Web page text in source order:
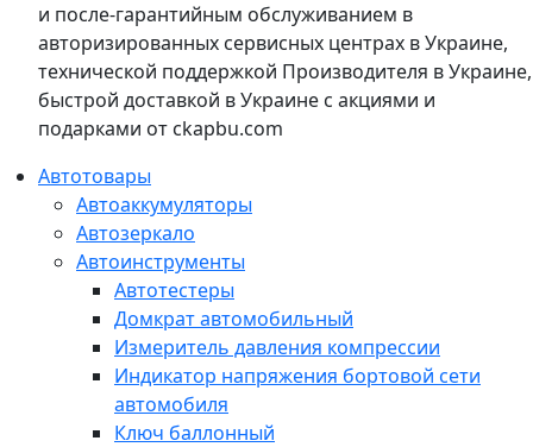
и после-гарантийным обслуживанием в
авторизированных сервисных центрах в Украине,
технической поддержкой Производителя в Украине,
быстрой доставкой в Украине с акциями и
подарками от ckapbu.com
Автотовары
Автоаккумуляторы
Автозеркало
Автоинструменты
Автотестеры
Домкрат автомобильный
Измеритель давления компрессии
Индикатор напряжения бортовой сети
автомобиля
Ключ баллонный